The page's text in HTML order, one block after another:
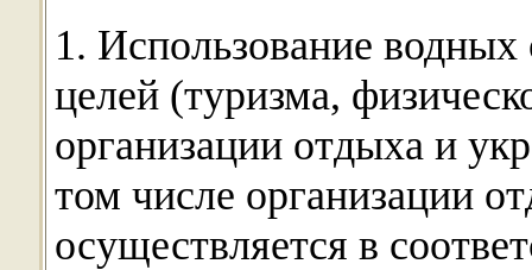
1. Использование
целей (туризма,
организации отдыха и
том числе организации
осуществляется в